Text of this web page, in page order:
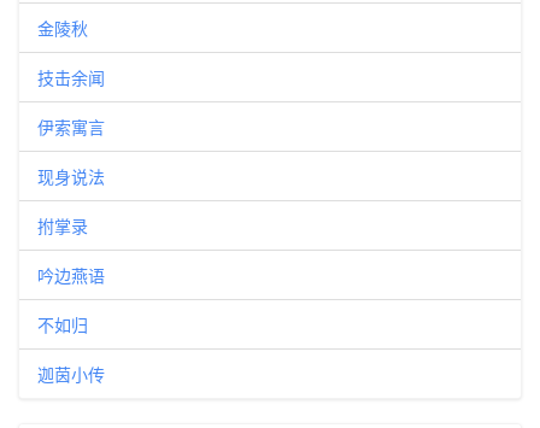
金陵秋
技击余闻
伊索寓言
现身说法
拊掌录
吟边燕语
不如归
迦茵小传